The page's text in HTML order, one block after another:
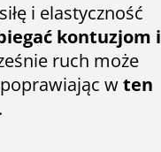
i elastyczność
kontuzjom i
ruch może
wten
.